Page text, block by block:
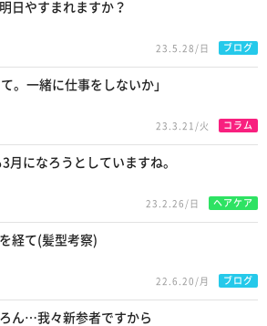
日やすまれますか？
23.5.28/日 ブログ
て。一緒に仕事をしないか」
23.3.21/火 コラム
月になろうとしていますね。
23.2.26/日 ヘアケア
経て(髪型考察)
22.6.20/月 ブログ
ん…我々新参者ですから